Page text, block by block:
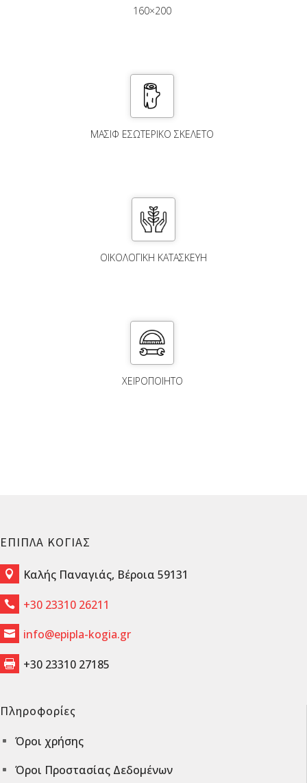
160×200
ΜΑΣΙΦ ΕΣΩΤΕΡΙΚΟ ΣΚΕΛΕΤΟ
ΟΙΚΟΛΟΓΙΚΗ ΚΑΤΑΣΚΕΥΗ
ΧΕΙΡΟΠΟΙΗΤΟ
ΕΠΙΠΛΑ ΚΟΓΙΑΣ
 Καλής Παναγιάς, Βέροια 59131
 +30 23310 26211
 info@epipla-kogia.gr
 +30 23310 27185
Πληροφορίες
^ Όροι χρήσης
^ Όροι Προστασίας Δεδομένων